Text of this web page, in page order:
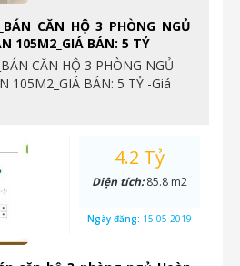
CĂN HỘ 3 PHÒNG NGỦ
105M2_GIÁ BÁN: 5 TỶ
CĂN HỘ 3 PHÒNG NGỦ
105M2_GIÁ BÁN: 5 TỶ -Giá
4.2 Tỷ
Diện tích:85.8 m2
Ngày đăng: 15-05-2019